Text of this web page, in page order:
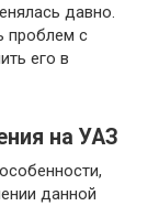
давно.
проблем с
его в
на УАЗ
данной